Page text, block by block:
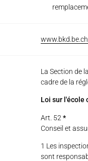
La Section de
cadre de la
Loi sur l'école
Art. 52 *
Conseil et
1 Les
sont